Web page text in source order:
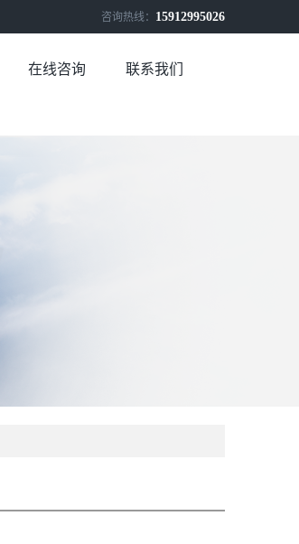
咨询热线： 15912995026
在线咨询 联系我们